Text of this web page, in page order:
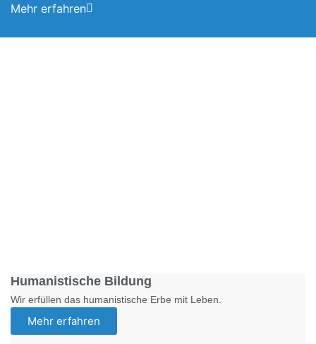
Mehr erfahren
Humanistische Bildung
Wir erfüllen das humanistische Erbe mit Leben.
Mehr erfahren